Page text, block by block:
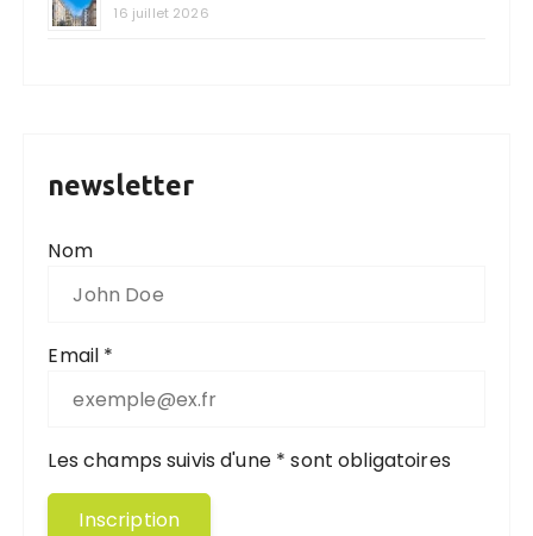
16 juillet 2026
newsletter
Nom
Email *
Les champs suivis d'une * sont obligatoires